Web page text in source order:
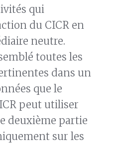
qui
du CICR en
neutre.
toutes les
dans un
que le
peut utiliser
deuxième partie
sur les